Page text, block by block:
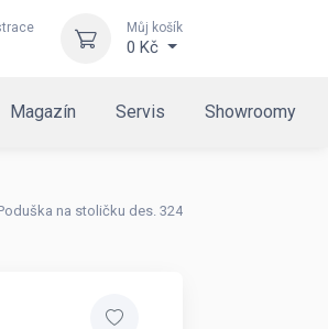
Můj košík
0 Kč
Magazín Servis Showroomy
na stoličku des. 324